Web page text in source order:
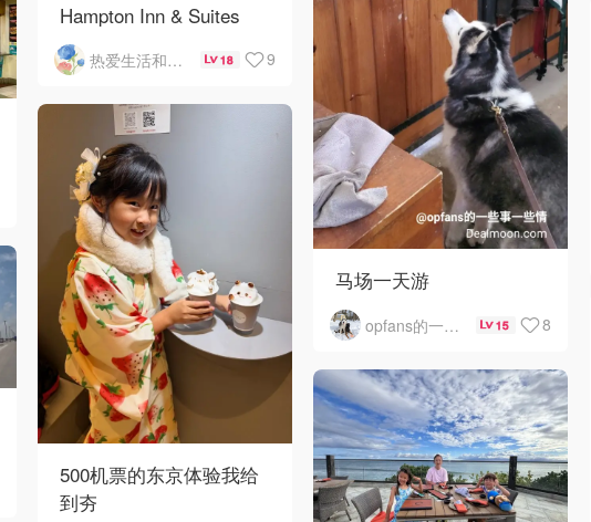
马场一天游
opfans的一些事一些情 15 8
Hampton Inn & Suites
Rosemont Chicago
O'Hare自助早餐
热爱生活和自由的轻舞飞扬 18 9
500机票的东京体验我给
到夯